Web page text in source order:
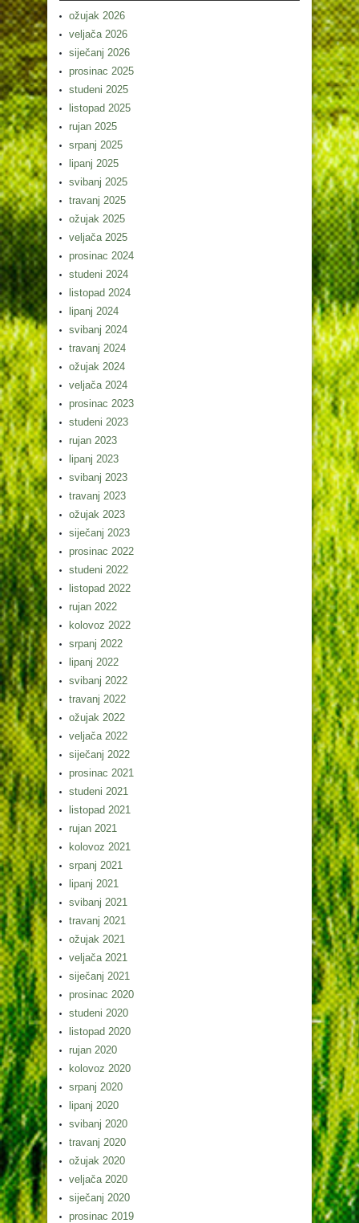
ožujak 2026
veljača 2026
siječanj 2026
prosinac 2025
studeni 2025
listopad 2025
rujan 2025
srpanj 2025
lipanj 2025
svibanj 2025
travanj 2025
ožujak 2025
veljača 2025
prosinac 2024
studeni 2024
listopad 2024
lipanj 2024
svibanj 2024
travanj 2024
ožujak 2024
veljača 2024
prosinac 2023
studeni 2023
rujan 2023
lipanj 2023
svibanj 2023
travanj 2023
ožujak 2023
siječanj 2023
prosinac 2022
studeni 2022
listopad 2022
rujan 2022
kolovoz 2022
srpanj 2022
lipanj 2022
svibanj 2022
travanj 2022
ožujak 2022
veljača 2022
siječanj 2022
prosinac 2021
studeni 2021
listopad 2021
rujan 2021
kolovoz 2021
srpanj 2021
lipanj 2021
svibanj 2021
travanj 2021
ožujak 2021
veljača 2021
siječanj 2021
prosinac 2020
studeni 2020
listopad 2020
rujan 2020
kolovoz 2020
srpanj 2020
lipanj 2020
svibanj 2020
travanj 2020
ožujak 2020
veljača 2020
siječanj 2020
prosinac 2019